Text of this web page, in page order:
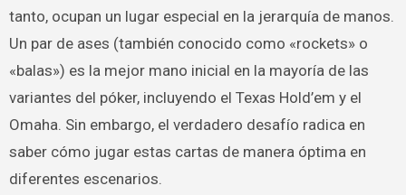
tanto, ocupan un lugar especial en la jerarquía de manos.
Un par de ases (también conocido como «rockets» o
«balas») es la mejor mano inicial en la mayoría de las
variantes del póker, incluyendo el Texas Hold’em y el
Omaha. Sin embargo, el verdadero desafío radica en
saber cómo jugar estas cartas de manera óptima en
diferentes escenarios.